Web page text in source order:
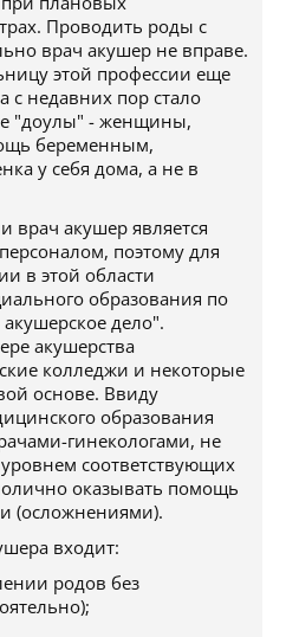
Проводить роды с
врач акушер не вправе.
этой профессии еще
с недавних пор стало
"доулы" - женщины,
беременным,
у себя дома, а не в
врач акушер является
поэтому для
в этой области
образования по
дело".
акушерства
колледжи и некоторые
основе. Ввиду
образования
гинекологами, не
соответствующих
оказывать помощь
(осложнениями).
входит:
родов без